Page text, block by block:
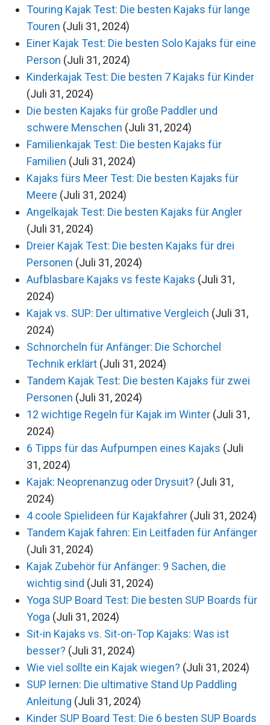
Touring Kajak Test: Die besten Kajaks für lange
Touren (Juli 31, 2024)
Einer Kajak Test: Die besten Solo Kajaks für eine
Person (Juli 31, 2024)
Kinderkajak Test: Die besten 7 Kajaks für Kinder
(Juli 31, 2024)
Die besten Kajaks für große Paddler und
schwere Menschen (Juli 31, 2024)
Familienkajak Test: Die besten Kajaks für
Familien (Juli 31, 2024)
Kajaks fürs Meer Test: Die besten Kajaks für
Meere (Juli 31, 2024)
Angelkajak Test: Die besten Kajaks für Angler
(Juli 31, 2024)
Dreier Kajak Test: Die besten Kajaks für drei
Personen (Juli 31, 2024)
Aufblasbare Kajaks vs feste Kajaks (Juli 31,
2024)
Kajak vs. SUP: Der ultimative Vergleich (Juli 31,
2024)
Schnorcheln für Anfänger: Die Schorchel
Technik erklärt (Juli 31, 2024)
Tandem Kajak Test: Die besten Kajaks für zwei
Personen (Juli 31, 2024)
12 wichtige Regeln für Kajak im Winter (Juli 31,
2024)
6 Tipps für das Aufpumpen eines Kajaks (Juli
31, 2024)
Kajak: Neoprenanzug oder Drysuit? (Juli 31,
2024)
4 coole Spielideen für Kajakfahrer (Juli 31, 2024)
Tandem Kajak fahren: Ein Leitfaden für Anfänger
(Juli 31, 2024)
Kajak Zubehör für Anfänger: 9 Sachen, die
wichtig sind (Juli 31, 2024)
Yoga SUP Board Test: Die besten SUP Boards für
Yoga (Juli 31, 2024)
Sit-in Kajaks vs. Sit-on-Top Kajaks: Was ist
besser? (Juli 31, 2024)
Wie viel sollte ein Kajak wiegen? (Juli 31, 2024)
SUP lernen: Die ultimative Stand Up Paddling
Anleitung (Juli 31, 2024)
Kinder SUP Board Test: Die 6 besten SUP Boards